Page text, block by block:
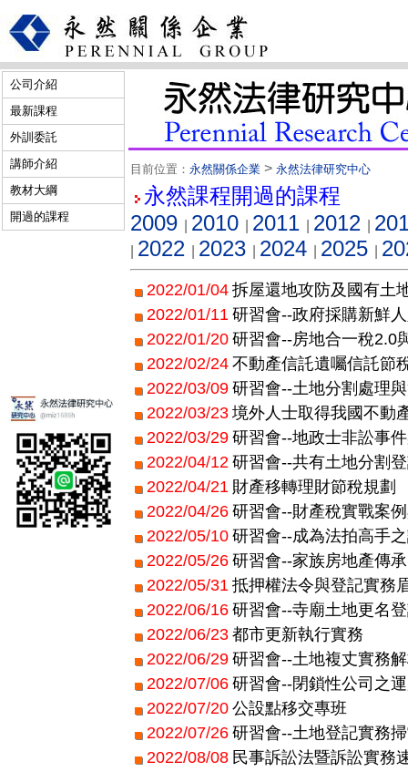
公司介紹
最新課程
外訓委託
講師介紹
教材大綱
開過的課程
目前位置： 永然關係企業 > 永然法律研究中心
永然課程開過的課程
2009 2010 2011 2012
2022 2023 2024 2025
2022/01/04 拆屋還地攻防及國有土
2022/01/11 研習會--政府採購新鮮
2022/01/20 研習會--房地合一稅2.0
2022/02/24 不動產信託遺囑信託節
2022/03/09 研習會--土地分割處理
2022/03/23 境外人士取得我國不動
2022/03/29 研習會--地政士非訟事
2022/04/12 研習會--共有土地分割
2022/04/21 財產移轉理財節稅規劃
2022/04/26 研習會--財產稅實戰案
2022/05/10 研習會--成為法拍高手
2022/05/26 研習會--家族房地產傳
2022/05/31 抵押權法令與登記實務
2022/06/16 研習會--寺廟土地更名
2022/06/23 都市更新執行實務
2022/06/29 研習會--土地複丈實務
2022/07/06 研習會--閉鎖性公司之
2022/07/20 公設點移交專班
2022/07/26 研習會--土地登記實務
2022/08/08 民事訴訟法暨訴訟實務